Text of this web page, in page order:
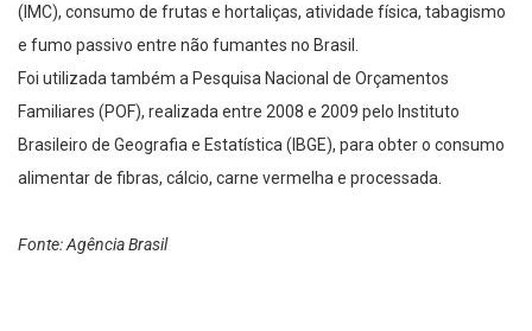
(IMC), consumo de frutas e hortaliças, atividade física, tabagismo
e fumo passivo entre não fumantes no Brasil.
Foi utilizada também a Pesquisa Nacional de Orçamentos
Familiares (POF), realizada entre 2008 e 2009 pelo Instituto
Brasileiro de Geografia e Estatística (IBGE), para obter o consumo
alimentar de fibras, cálcio, carne vermelha e processada.
Fonte: Agência Brasil